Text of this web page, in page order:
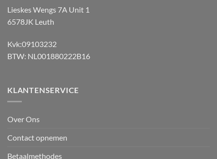
Lieskes Wengs 7A Unit 1
6578JK Leuth
Kvk:09103232
BTW: NL001880222B16
KLANTENSERVICE
Over Ons
Contact opnemen
Betaalmethodes